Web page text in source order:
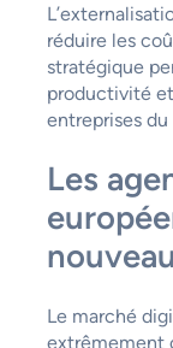
réduire les
stratégique
productivité
entreprises
Les
Le marché
extrêmement